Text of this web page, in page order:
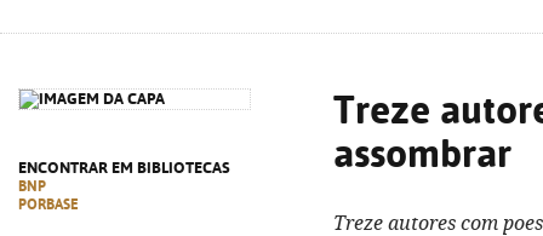
ENCONTRAR EM BIBLIOTECAS
BNP
PORBASE
Treze
assombrar
Treze autores com